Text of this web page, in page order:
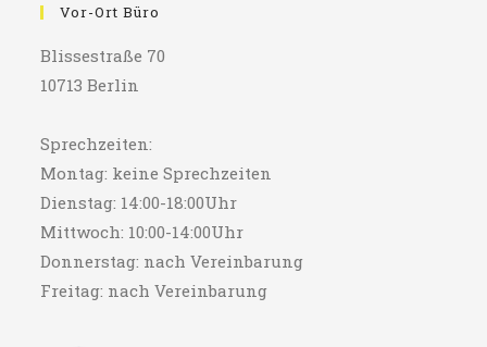
Vor-Ort Büro
Blissestraße 70
10713 Berlin
Sprechzeiten:
Montag: keine Sprechzeiten
Dienstag: 14:00-18:00Uhr
Mittwoch: 10:00-14:00Uhr
Donnerstag: nach Vereinbarung
Freitag: nach Vereinbarung